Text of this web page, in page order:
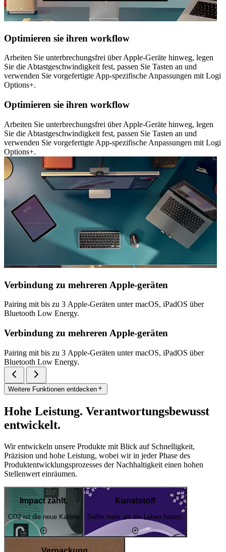
Optimieren sie ihren workflow
Arbeiten Sie unterbrechungsfrei über Apple-Geräte hinweg, legen
Sie die Abtastgeschwindigkeit fest, passen Sie Tasten an und
verwenden Sie vorgefertigte App-spezifische Anpassungen mit Logi
Options+.
Optimieren sie ihren workflow
Arbeiten Sie unterbrechungsfrei über Apple-Geräte hinweg, legen
Sie die Abtastgeschwindigkeit fest, passen Sie Tasten an und
verwenden Sie vorgefertigte App-spezifische Anpassungen mit Logi
Options+.
Verbindung zu mehreren Apple-geräten
Pairing mit bis zu 3 Apple-Geräten unter macOS, iPadOS über
Bluetooth Low Energy.
Verbindung zu mehreren Apple-geräten
Pairing mit bis zu 3 Apple-Geräten unter macOS, iPadOS über
Bluetooth Low Energy.
Weitere Funktionen entdecken
Hohe Leistung. Verantwortungsbewusst
entwickelt.
Wir entwickeln unsere Produkte mit Blick auf Schnelligkeit,
Präzision und hohe Leistung, wobei wir in jeder Phase des
Produktentwicklungsprozesses der Nachhaltigkeit einen hohen
Stellenwert einräumen.
Impact zählt.
CO2 ist die neue Kalorie
Kunststoff
Sollte mehr als ein Leben haben.